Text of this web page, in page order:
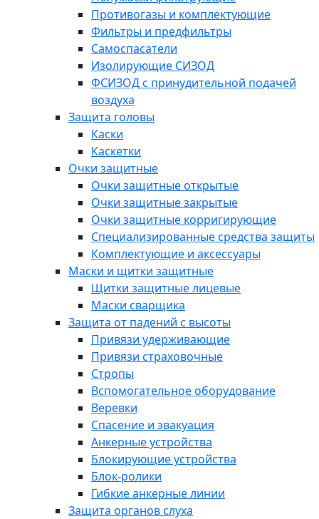
Противогазы и комплектующие
Фильтры и предфильтры
Самоспасатели
Изолирующие СИЗОД
ФСИЗОД с принудительной подачей
воздуха
Защита головы
Каски
Каскетки
Очки защитные
Очки защитные открытые
Очки защитные закрытые
Очки защитные корригирующие
Специализированные средства защиты
Комплектующие и аксессуары
Маски и щитки защитные
Щитки защитные лицевые
Маски сварщика
Защита от падений с высоты
Привязи удерживающие
Привязи страховочные
Стропы
Вспомогательное оборудование
Веревки
Спасение и эвакуация
Анкерные устройства
Блокирующие устройства
Блок-ролики
Гибкие анкерные линии
Защита органов слуха